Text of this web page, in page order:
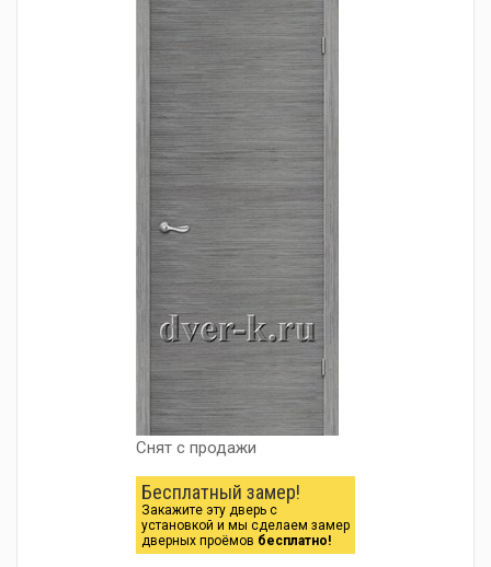
Снят с продажи
Бесплатный замер!
Закажите эту дверь с
установкой и мы сделаем замер
дверных проёмов бесплатно!